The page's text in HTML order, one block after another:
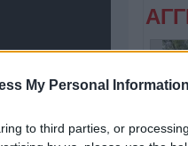
My Personal Information
to third parties, or